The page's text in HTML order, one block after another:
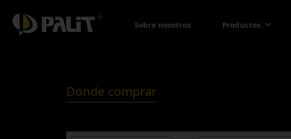
Sobre nosotros Productos
Donde comprar